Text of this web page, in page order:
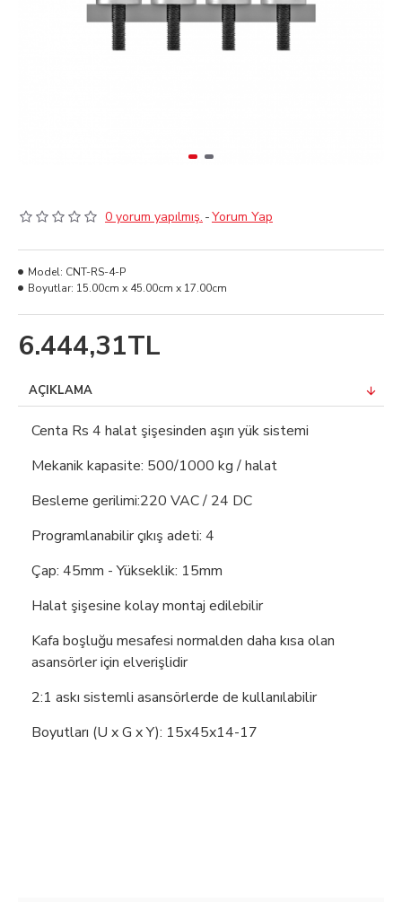
0 yorum yapılmış. -Yorum Yap
6.444,31TL
Model: CNT-RS-4-P
Boyutlar: 15.00cm x 45.00cm x 17.00cm
AÇIKLAMA
Centa Rs 4 halat şişesinden aşırı yük sistemi
Mekanik kapasite: 500/1000 kg / halat
Besleme gerilimi:220 VAC / 24 DC
Programlanabilir çıkış adeti: 4
Çap: 45mm - Yükseklik: 15mm
Halat şişesine kolay montaj edilebilir
Kafa boşluğu mesafesi normalden daha kısa olan
asansörler için elverişlidir
2:1 askı sistemli asansörlerde de kullanılabilir
Boyutları (U x G x Y): 15x45x14-17